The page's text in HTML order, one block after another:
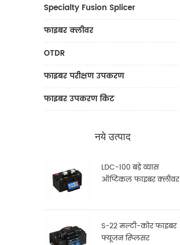
Specialty Fusion Splicer
फाइबर क्लीवर
OTDR
फाइबर परीक्षण उपकरण
फाइबर उपकरण किट
नये उत्पाद
LDC-100 बड़े व्यास
ऑप्टिकल फाइबर क्लीवर
S-22 मल्टी-कोर फाइबर
फ्यूजन स्प्लिसर